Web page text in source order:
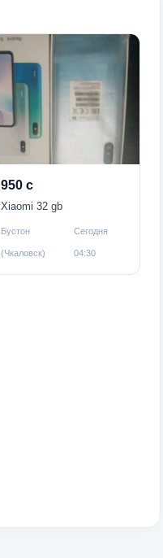
950 с
Xiaomi 32 gb
Бустон
(Чкаловск)
Сегодня
04:30